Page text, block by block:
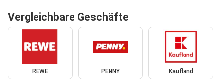
Vergleichbare Geschäfte
REWE PENNY Kaufland